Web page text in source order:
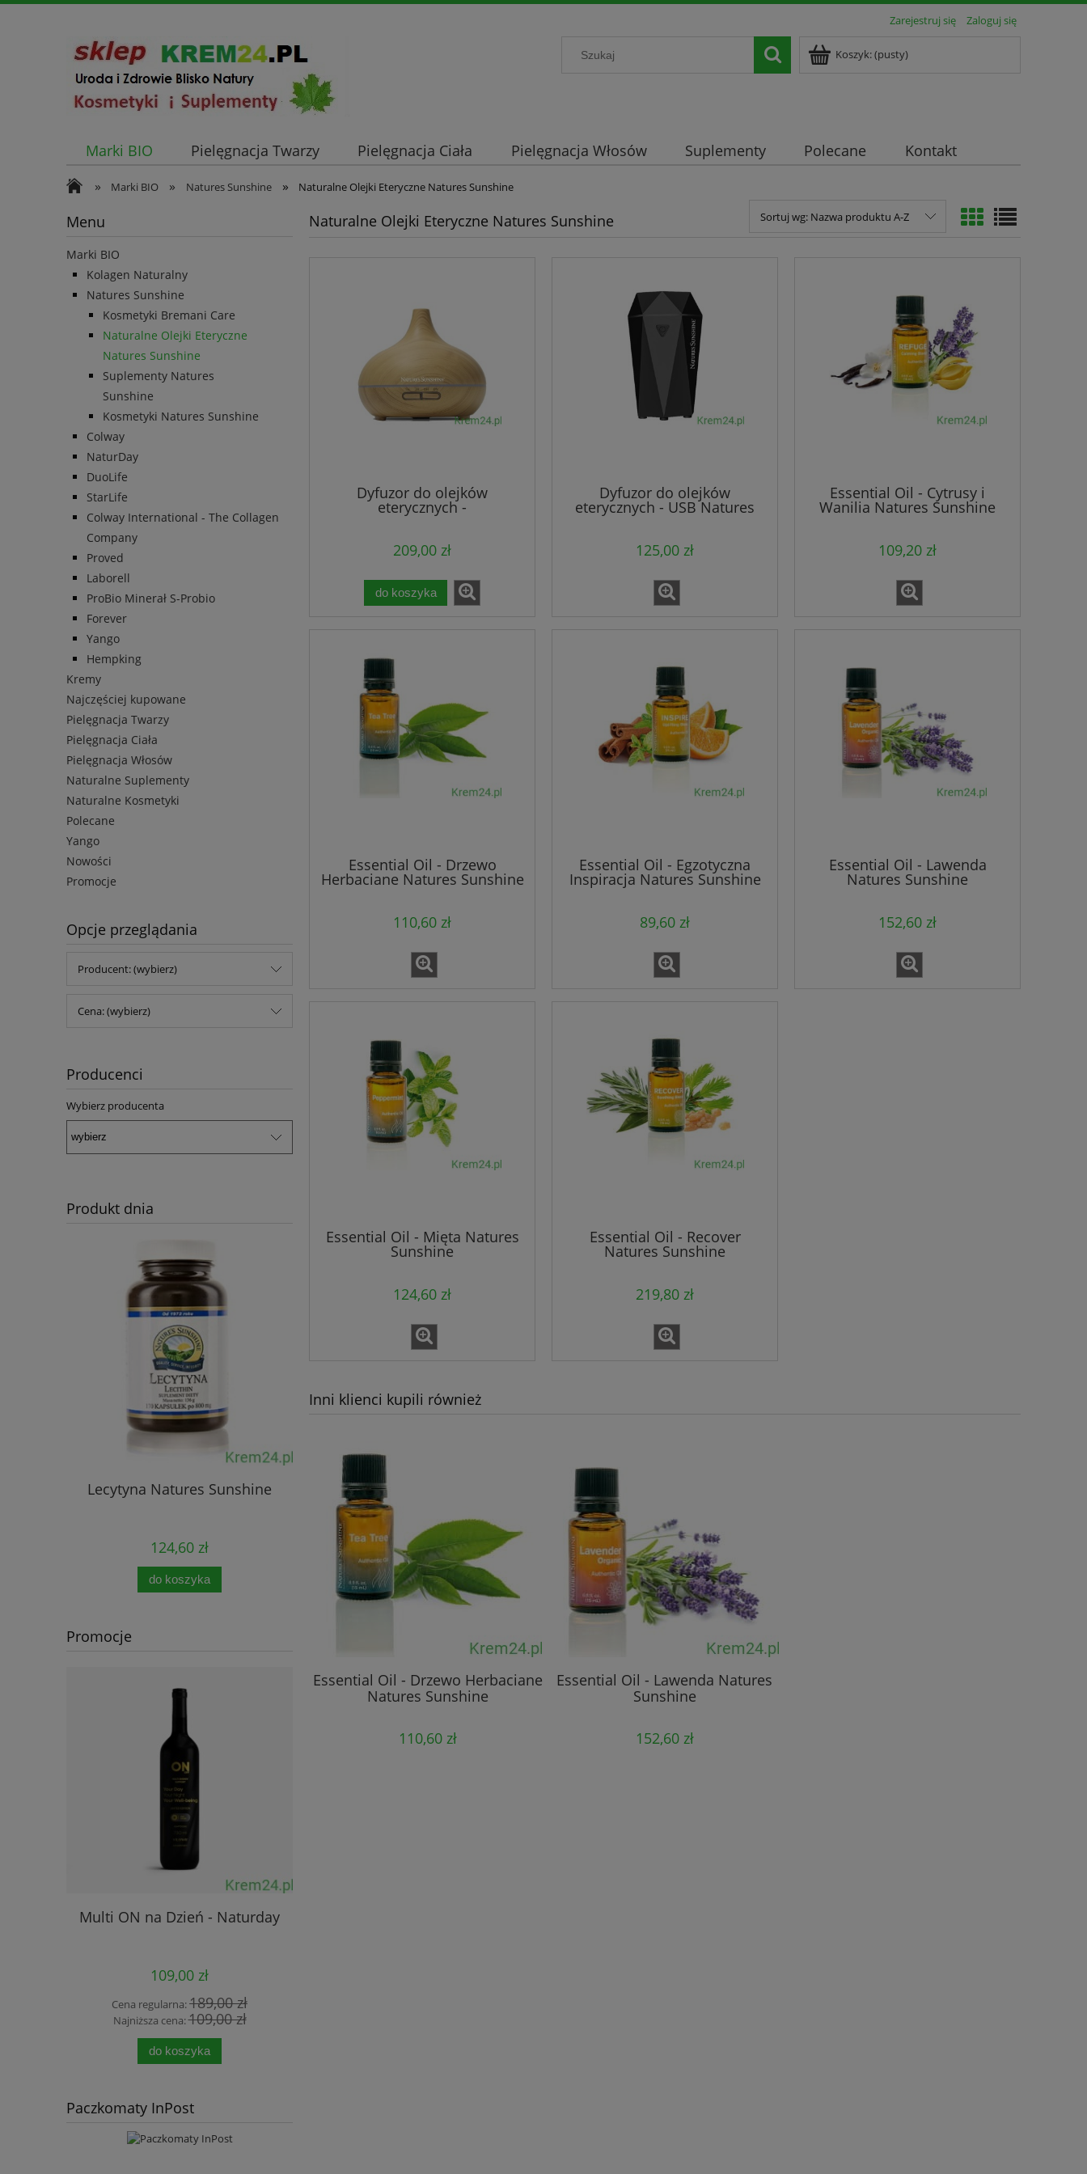
Zarejestruj się Zaloguj się
Koszyk:(pusty)
Marki BIO Pielęgnacja Twarzy Pielęgnacja Ciała Pielęgnacja Włosów Suplementy Polecane Kontakt
» Marki BIO » Natures Sunshine » Naturalne Olejki Eteryczne Natures Sunshine
Menu
Marki BIO
Kolagen Naturalny
Natures Sunshine
Kosmetyki Bremani Care
Naturalne Olejki Eteryczne
Natures Sunshine
Suplementy Natures
Sunshine
Kosmetyki Natures Sunshine
Colway
NaturDay
DuoLife
StarLife
Colway International - The Collagen
Company
Proved
Laborell
ProBio Minerał S-Probio
Forever
Yango
Hempking
Kremy
Najczęściej kupowane
Pielęgnacja Twarzy
Pielęgnacja Ciała
Pielęgnacja Włosów
Naturalne Suplementy
Naturalne Kosmetyki
Polecane
Yango
Nowości
Promocje
Opcje przeglądania
Producent: (wybierz)
Cena: (wybierz)
Producenci
Wybierz producenta
Produkt dnia
Lecytyna Natures Sunshine
124,60 zł
do koszyka
Immune Formula Natures
Sunshine
145,00 zł
do koszyka
Sunshine
131,00 zł
do koszyka
Promocje
Multi ON na Dzień - Naturday
109,00 zł
Cena regularna:189,00 zł
Najniższa cena:109,00 zł
do koszyka
Paczkomaty InPost
Naturalne Olejki Eteryczne Natures Sunshine Sortuj wg: Nazwa produktu A-Z
Dyfuzor do olejków
eterycznych -
Drewnopodobny Natures
209,00 zł
do koszyka
Dyfuzor do olejków
eterycznych - USB Natures
Sunshine
125,00 zł
Essential Oil - Cytrusy i
Wanilia Natures Sunshine
109,20 zł
Essential Oil - Drzewo
Herbaciane Natures Sunshine
110,60 zł
Essential Oil - Egzotyczna
Inspiracja Natures Sunshine
89,60 zł
Essential Oil - Lawenda
Natures Sunshine
152,60 zł
Essential Oil - Mięta Natures
Sunshine
124,60 zł
Essential Oil - Recover
Natures Sunshine
219,80 zł
Inni klienci kupili również
Essential Oil - Drzewo Herbaciane
Natures Sunshine
110,60 zł
Essential Oil - Lawenda Natures
Sunshine
152,60 zł